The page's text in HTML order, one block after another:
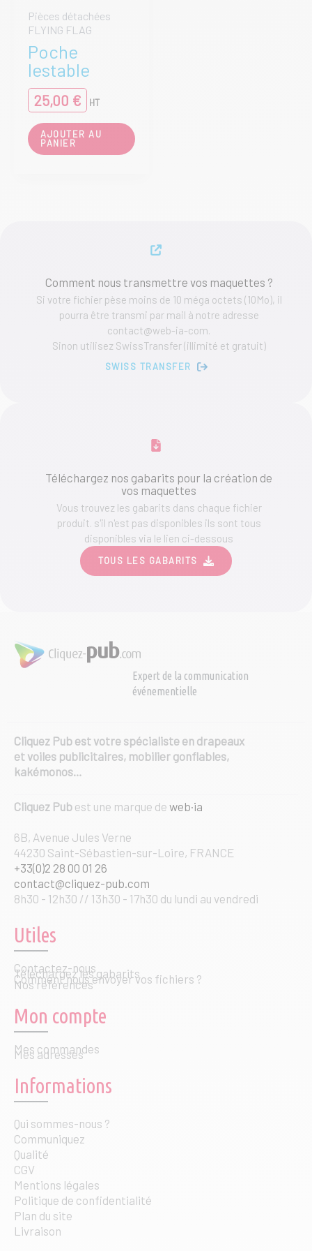
Pièces détachées
FLYING FLAG
Poche
lestable
25,00 € HT
AJOUTER AU
PANIER
Comment nous transmettre vos maquettes ?
Si votre fichier pèse moins de 10 méga octets (10Mo), il
pourra être transmi par mail à notre adresse
contact@web-ia-com.
Sinon utilisez SwissTransfer (illimité et gratuit)
SWISS TRANSFER
Téléchargez nos gabarits pour la création de
vos maquettes
Vous trouvez les gabarits dans chaque fichier
produit. s'il n'est pas disponibles ils sont tous
disponibles via le lien ci-dessous
TOUS LES GABARITS
Expert de la communication
événementielle
Cliquez Pub est votre spécialiste en drapeaux
et voiles publicitaires, mobilier gonflables,
kakémonos…
Cliquez Pub est une marque de web·ia
6B, Avenue Jules Verne
44230 Saint-Sébastien-sur-Loire, FRANCE
+33(0)2 28 00 01 26
contact@cliquez-pub.com
8h30 - 12h30 // 13h30 - 17h30 du lundi au vendredi
Utiles
Contactez-nous
Téléchargez les gabarits
Comment nous envoyer vos fichiers ?
Nos références
Mon compte
Mes commandes
Mes adresses
Informations
Qui sommes-nous ?
Communiquez
Qualité
CGV
Mentions légales
Politique de confidentialité
Plan du site
Livraison